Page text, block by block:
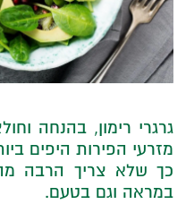
גרגרי רימון, בהנחה
מזרעי הפירות היפים
כך שלא צריך הרבה
במראה וגם בטעם.